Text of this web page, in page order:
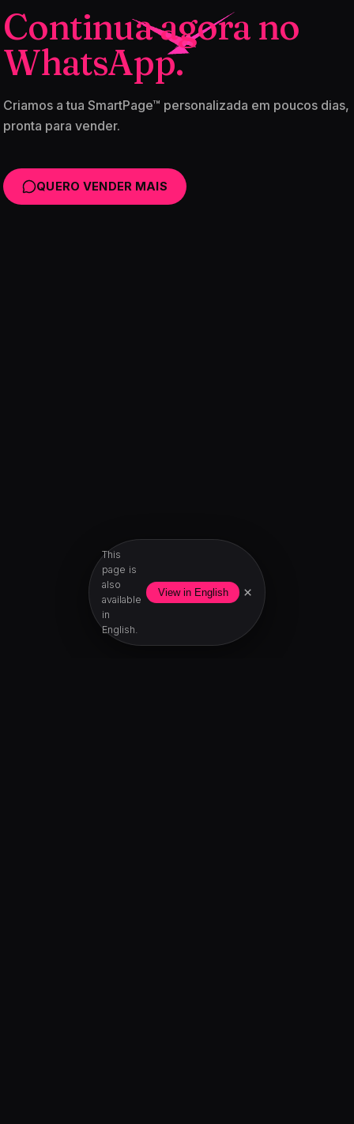
This
page is
also
available
in
English.
View in English ×
Continua agora no
WhatsApp.
Criamos a tua SmartPage™ personalizada em poucos dias,
pronta para vender.
QUERO VENDER MAIS